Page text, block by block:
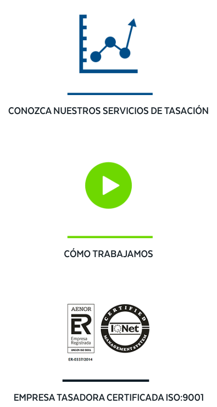
CONOZCA NUESTROS SERVICIOS DE TASACIÓN
CÓMO TRABAJAMOS
EMPRESA TASADORA CERTIFICADA ISO:9001